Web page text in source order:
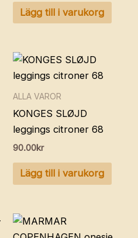
Lägg till i varukorg
ALLA VAROR
KONGES SLØJD
leggings citroner 68
90.00kr
Lägg till i varukorg